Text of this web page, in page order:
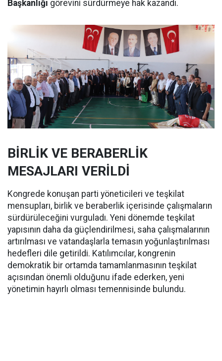
Başkanlığı görevini sürdürmeye hak kazandı.
BİRLİK VE BERABERLİK
MESAJLARI VERİLDİ
Kongrede konuşan parti yöneticileri ve teşkilat
mensupları, birlik ve beraberlik içerisinde çalışmaların
sürdürüleceğini vurguladı. Yeni dönemde teşkilat
yapısının daha da güçlendirilmesi, saha çalışmalarının
artırılması ve vatandaşlarla temasın yoğunlaştırılması
hedefleri dile getirildi. Katılımcılar, kongrenin
demokratik bir ortamda tamamlanmasının teşkilat
açısından önemli olduğunu ifade ederken, yeni
yönetimin hayırlı olması temennisinde bulundu.